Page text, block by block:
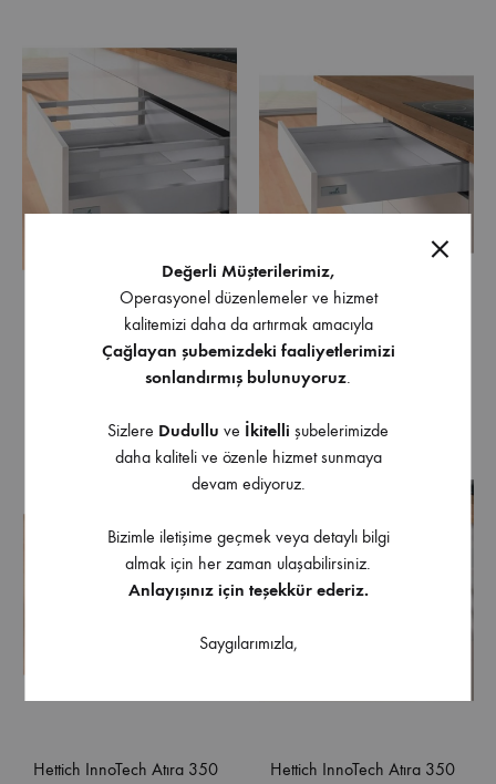
Hettich InnoTech Atıra 420
mm Gri 176 mm Bordürlü (
Hettich InnoTech Atıra 350
mm Gri Bordürsüz ( Takım )
Hettich InnoTech Atıra 350
Hettich InnoTech Atıra 350
Değerli Müşterilerimiz,
Operasyonel düzenlemeler ve hizmet
kalitemizi daha da artırmak amacıyla
Çağlayan şubemizdeki faaliyetlerimizi
sonlandırmış bulunuyoruz
Sizlere Dudullu ve İkitelli şubelerimizde
daha kaliteli ve özenle hizmet sunmaya
devam ediyoruz.
Bizimle iletişime geçmek veya detaylı bilgi
almak için her zaman ulaşabilirsiniz.
Anlayışınız için teşekkür ederiz.
Saygılarımızla,